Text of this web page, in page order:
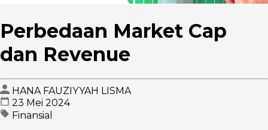
Perbedaan Market Cap
dan Revenue
HANA FAUZIYYAH LISMA
23 Mei 2024
Finansial